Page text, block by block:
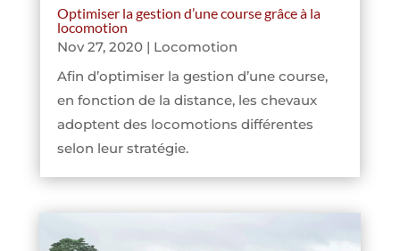
Optimiser la gestion d’une course grâce à la
locomotion
Nov 27, 2020| Locomotion
Afin d’optimiser la gestion d’une course,
en fonction de la distance, les chevaux
adoptent des locomotions différentes
selon leur stratégie.